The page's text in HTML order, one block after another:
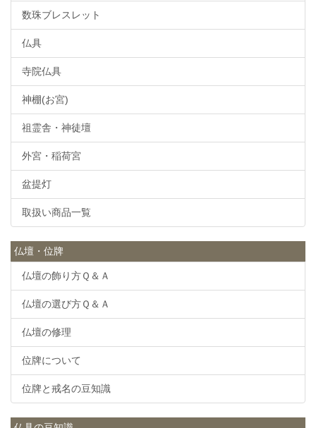
数珠ブレスレット
仏具
寺院仏具
神棚(お宮)
祖霊舎・神徒壇
外宮・稲荷宮
盆提灯
取扱い商品一覧
仏壇・位牌
仏壇の飾り方Ｑ＆Ａ
仏壇の選び方Ｑ＆Ａ
仏壇の修理
位牌について
位牌と戒名の豆知識